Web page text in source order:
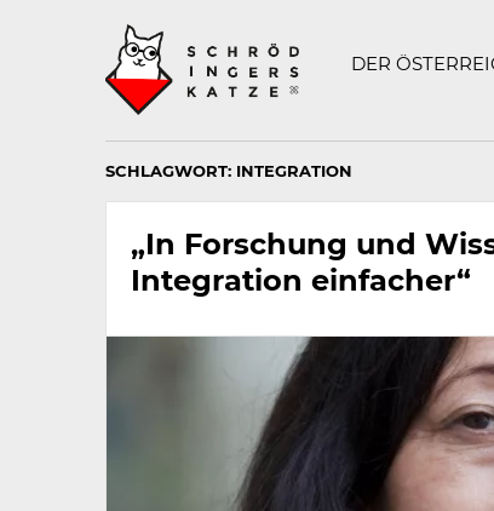
DER
SCHLAGWORT: INTEGRATION
„In Forschung und
Integration einfacher“